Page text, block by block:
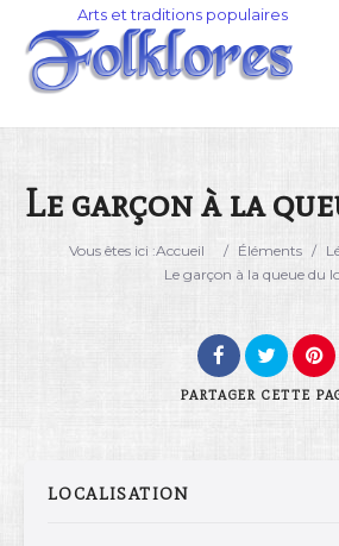
Catégorie
Le garçon à la
Vous êtes ici :Accueil / Éléments /
Le garçon à la queue du
PARTAGER CETTE
LOCALISATION